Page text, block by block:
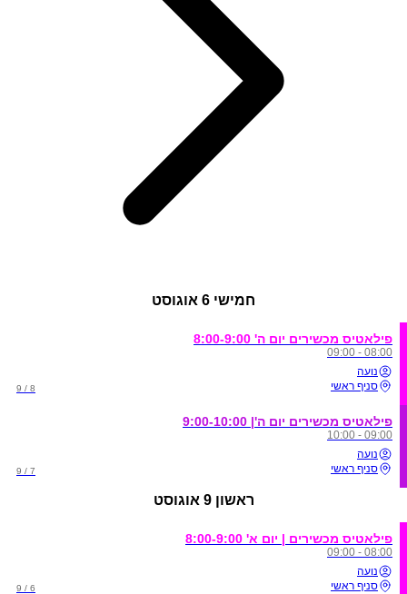
חמישי 6 אוגוסט
פילאטיס מכשירים יום ה' 8:00-9:00
08:00 - 09:00
נועה
סניף ראשי
8 / 9
פילאטיס מכשירים יום ה'| 9:00-10:00
09:00 - 10:00
נועה
סניף ראשי
7 / 9
ראשון 9 אוגוסט
פילאטיס מכשירים | יום א' 8:00-9:00
08:00 - 09:00
נועה
סניף ראשי
6 / 9